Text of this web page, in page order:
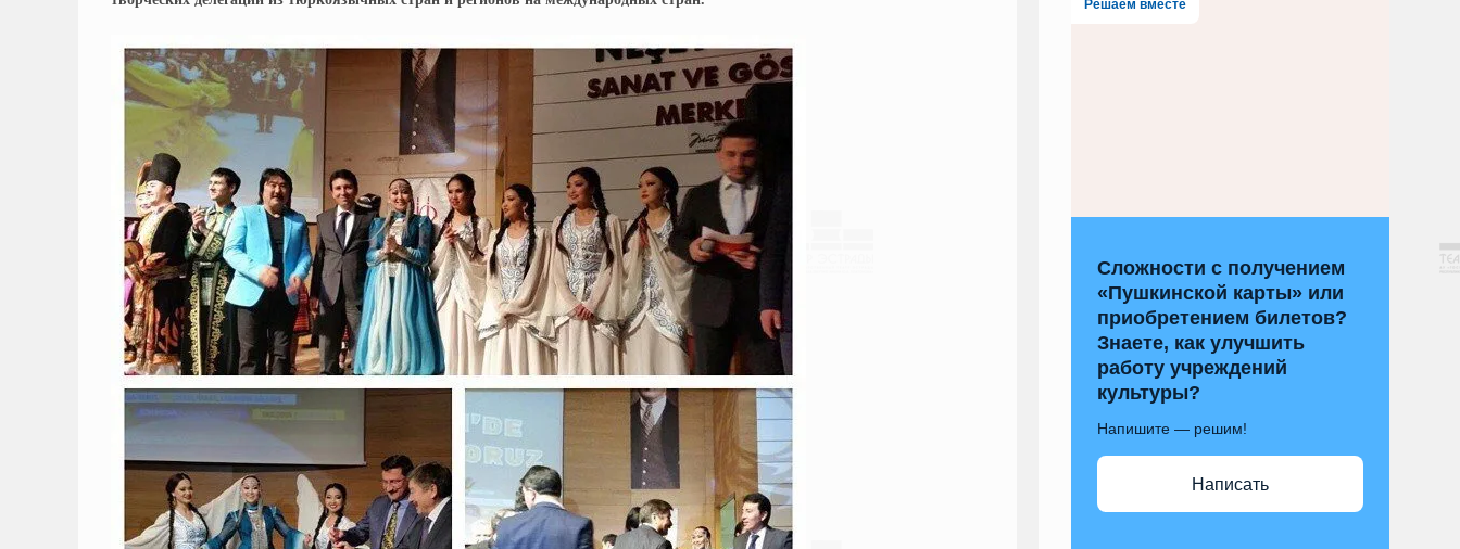
Решаем вместе
Сложности с получением
«Пушкинской карты» или
приобретением билетов?
Знаете, как улучшить
работу учреждений
культуры?
Напишите — решим!
Написать